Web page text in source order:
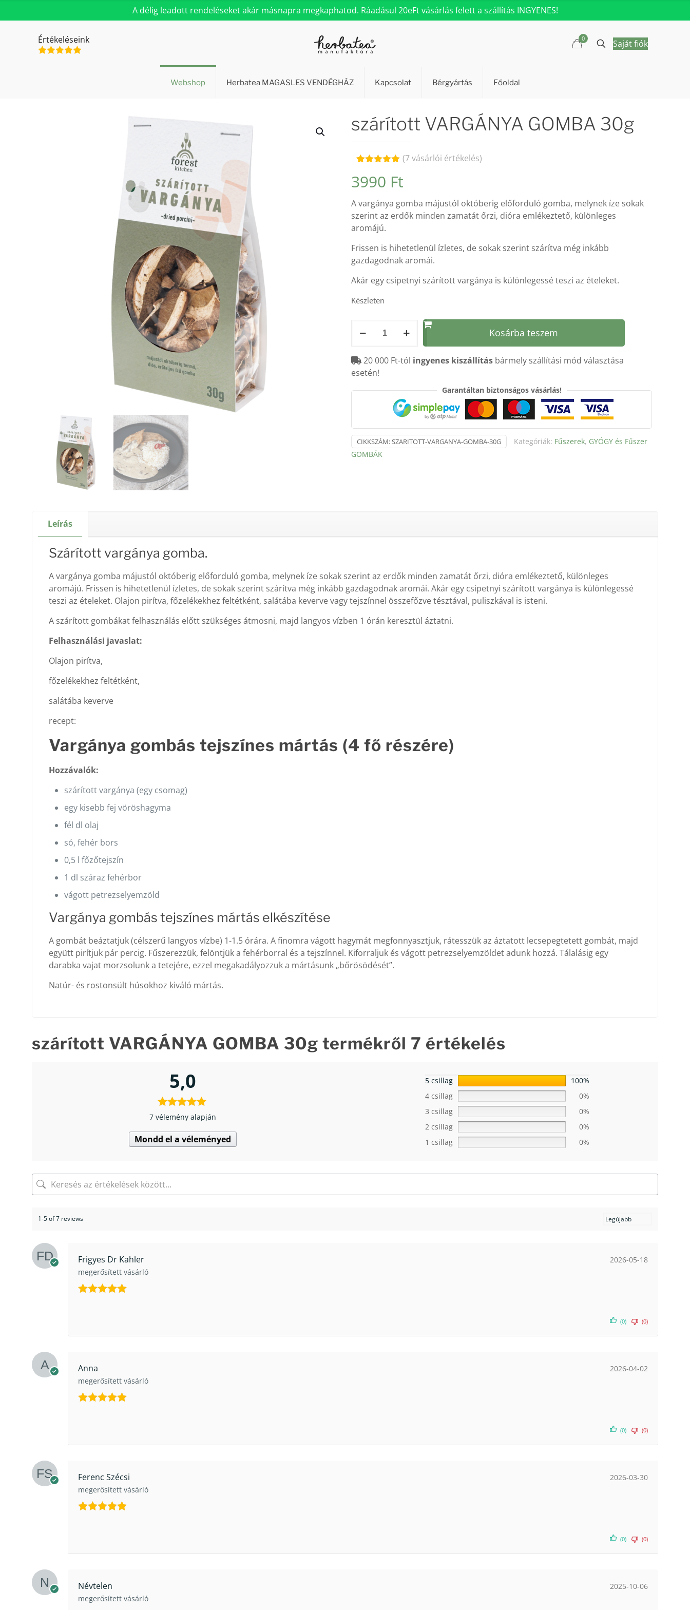
A délig leadott rendeléseket akár másnapra megkaphatod. Ráadásul 20eFt vásárlás felett a szállítás INGYENES!
Értékeléseink
Webshop Herbatea MAGASLES VENDÉGHÁZ Kapcsolat Bérgyártás Főoldal
0 Saját fiók
szárított VARGÁNYA GOMBA 30g
5.00az 5-
ből,
alapján
(7vásárlói értékelés)
3990 Ft
A vargánya gomba májustól októberig előforduló gomba, melynek íze sokak
szerint az erdők minden zamatát őrzi, dióra emlékeztető, különleges
aromájú.
Frissen is hihetetlenül ízletes, de sokak szerint szárítva még inkább
gazdagodnak aromái.
Akár egy csipetnyi szárított vargánya is különlegessé teszi az ételeket.
Készleten
VARGÁNYA
30g
mennyiség
Kosárba teszem
20 000 Ft-tól ingyenes kiszállítás bármely szállítási mód választása
esetén!
Garantáltan biztonságos vásárlás!
CIKKSZÁM:SZARITOTT-VARGANYA-GOMBA-30G Kategóriák: Fűszerek, GYÓGY és Fűszer
GOMBÁK
Leírás
Szárított vargánya gomba.
A vargánya gomba májustól októberig előforduló gomba, melynek íze sokak szerint az erdők minden zamatát őrzi, dióra emlékeztető, különleges
aromájú. Frissen is hihetetlenül ízletes, de sokak szerint szárítva még inkább gazdagodnak aromái. Akár egy csipetnyi szárított vargánya is különlegessé
teszi az ételeket. Olajon pirítva, főzelékekhez feltétként, salátába keverve vagy tejszínnel összefőzve tésztával, puliszkával is isteni.
A szárított gombákat felhasználás előtt szükséges átmosni, majd langyos vízben 1 órán keresztül áztatni.
Felhasználási javaslat:
Olajon pirítva,
főzelékekhez feltétként,
salátába keverve
recept:
Vargánya gombás tejszínes mártás (4 fő részére)
Hozzávalók:
szárított vargánya (egy csomag)
egy kisebb fej vöröshagyma
fél dl olaj
só, fehér bors
0,5 l főzőtejszín
1 dl száraz fehérbor
vágott petrezselyemzöld
Vargánya gombás tejszínes mártás elkészítése
A gombát beáztatjuk (célszerű langyos vízbe) 1-1.5 órára. A finomra vágott hagymát megfonnyasztjuk, rátesszük az áztatott lecsepegtetett gombát, majd
együtt pirítjuk pár percig. Fűszerezzük, felöntjük a fehérborral és a tejszínnel. Kiforraljuk és vágott petrezselyemzöldet adunk hozzá. Tálalásig egy
darabka vajat morzsolunk a tetejére, ezzel megakadályozzuk a mártásunk „bőrösödését”.
Natúr- és rostonsült húsokhoz kiváló mártás.
szárított VARGÁNYA GOMBA 30g termékről 7 értékelés
5,0
7 vélemény alapján
Mondd el a véleményed
5 csillag
100%
4 csillag
0%
3 csillag
0%
2 csillag
0%
1 csillag
0%
1-5 of 7 reviews
Frigyes Dr Kahler
megerősített vásárló
2026-05-18
(0) (0)
Anna
megerősített vásárló
2026-04-02
(0) (0)
Ferenc Szécsi
megerősített vásárló
2026-03-30
(0) (0)
Névtelen
megerősített vásárló
2025-10-06